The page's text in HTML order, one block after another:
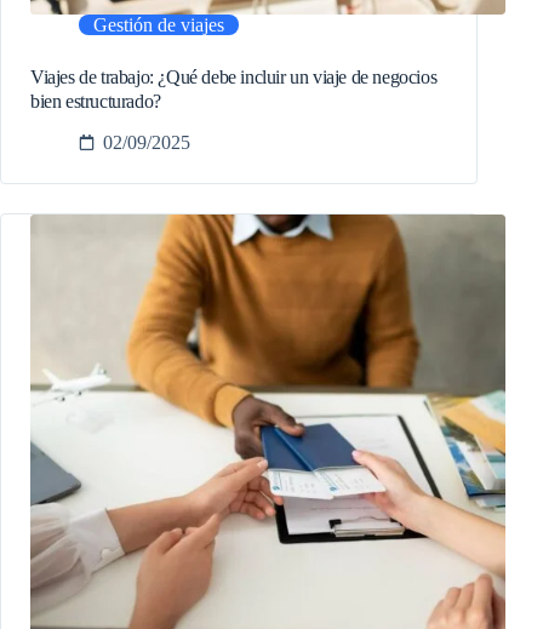
Gestión de viajes
Viajes de trabajo: ¿Qué debe incluir un viaje de negocios
bien estructurado?
02/09/2025